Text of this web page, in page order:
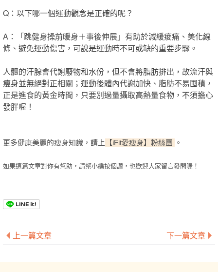
Q：以下哪一個運動觀念是正確的呢？
A：「跳健身操前暖身＋事後伸展」有助於減緩痠痛、美化線
條、避免運動傷害，可說是運動時不可或缺的重要步驟。
人體的汗腺會代謝廢物和水份，但不會將脂肪排出，故流汗與
瘦身並無絕對正相關；運動後體內代謝加快、脂肪不易囤積，
正是進食的黃金時間，只要別過量攝取高熱量食物，不須擔心
發胖喔！
更多健康美麗的瘦身知識， 請上 【iFit愛瘦身】粉絲團 。
如果這篇文章對你有幫助，請幫小編按個讚，也歡迎大家留言發問喔！
上一篇文章 下一篇文章